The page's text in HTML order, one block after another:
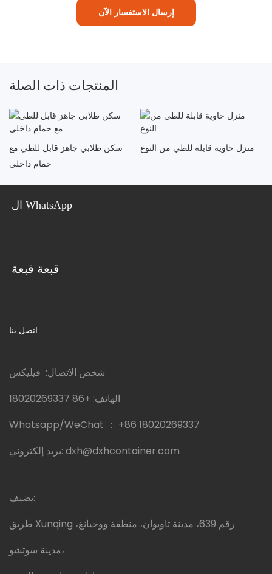
إرسال الاستفسار الآن
المنتجات ذات الصلة
سكن طلابي جاهز قابل للطي مع
حمام داخلي
منزل حاوية قابلة للطي من النوع
ال WhatsApp
قبعة قبعة
اتصل بنا
شخص الاتصال: فيليكس
الهاتف: +86 18020269337
Whatsapp/WeChat ： +86 18020269337
بريد إلكتروني: dxh@dxhcontainer.com
يضيف:
طريق Xunqing رقم 639، مدينة تاويوان، منطقة ووجيانغ،
مدينة سوتشو،